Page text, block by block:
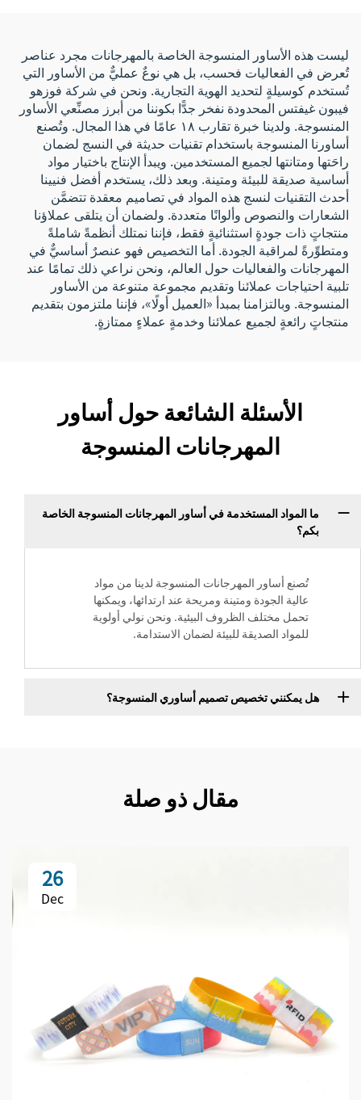
ليست هذه الأساور المنسوجة الخاصة بالمهرجانات مجرد عناصر
تُعرض في الفعاليات فحسب، بل هي نوعٌ عمليٌّ من الأساور التي
تُستخدم كوسيلةٍ لتحديد الهوية التجارية. ونحن في شركة فوزهو
فيبون غيفتس المحدودة نفخر جدًّا بكوننا من أبرز مصنِّعي الأساور
المنسوجة. ولدينا خبرة تقارب ١٨ عامًا في هذا المجال. وتُصنع
أساورنا المنسوجة باستخدام تقنيات حديثة في النسج لضمان
راحَتها ومتانتها لجميع المستخدمين. ويبدأ الإنتاج باختيار مواد
أساسية صديقة للبيئة ومتينة. وبعد ذلك، يستخدم أفضل فنيينا
أحدث التقنيات لنسج هذه المواد في تصاميم معقدة تتضمَّن
الشعارات والنصوص وألوانًا متعددة. ولضمان أن يتلقى عملاؤنا
منتجاتٍ ذات جودةٍ استثنائيةٍ فقط، فإننا نمتلك أنظمةً شاملةً
ومتطوِّرةً لمراقبة الجودة. أما التخصيص فهو عنصرٌ أساسيٌّ في
المهرجانات والفعاليات حول العالم، ونحن نراعي ذلك تمامًا عند
تلبية احتياجات عملائنا وتقديم مجموعة متنوعة من الأساور
المنسوجة. وبالتزامنا بمبدأ «العميل أولًا»، فإننا ملتزمون بتقديم
منتجاتٍ رائعةٍ لجميع عملائنا وخدمةٍ عملاءٍ ممتازةٍ.
الأسئلة الشائعة حول أساور
المهرجانات المنسوجة
ما المواد المستخدمة في أساور المهرجانات المنسوجة الخاصة
بكم؟
تُصنع أساور المهرجانات المنسوجة لدينا من مواد
عالية الجودة ومتينة ومريحة عند ارتدائها، ويمكنها
تحمل مختلف الظروف البيئية. ونحن نولي أولوية
للمواد الصديقة للبيئة لضمان الاستدامة.
هل يمكنني تخصيص تصميم أساوري المنسوجة؟
مقال ذو صلة
26
Dec